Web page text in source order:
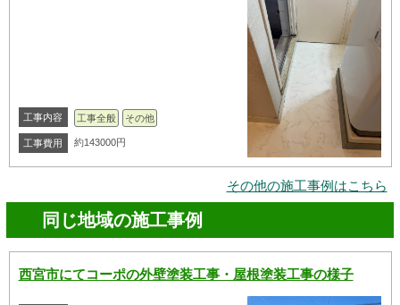
工事内容 工事全般 その他
工事費用 約143000円
その他の施工事例はこちら
同じ地域の施工事例
西宮市にてコーポの外壁塗装工事・屋根塗装工事の様子